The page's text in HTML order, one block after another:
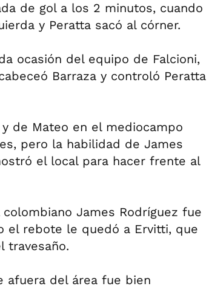
de gol a los 2 minutos, cuando
y Peratta sacó al córner.
ocasión del equipo de Falcioni,
Barraza y controló Peratta
de Mateo en el mediocampo
pero la habilidad de James
el local para hacer frente al
James Rodríguez fue
el rebote le quedó a Ervitti, que
travesaño.
afuera del área fue bien